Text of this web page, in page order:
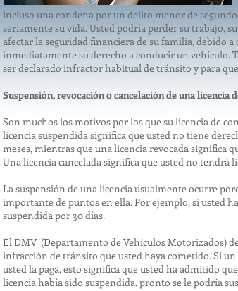
incluso una condena por un delito menor de
seriamente su vida. Usted podría perder su trabajo,
afectar la seguridad financiera de su familia, debido
inmediatamente su derecho a conducir un vehículo.
ser declarado infractor habitual de tránsito y para
Suspensión, revocación o cancelación de una licencia
Son muchos los motivos por los que su licencia de
licencia suspendida significa que usted no tiene
meses, mientras que una licencia revocada significa
Una licencia cancelada significa que usted no tendrá
La suspensión de una licencia usualmente ocurre
importante de puntos en ella. Por ejemplo, si usted
suspendida por 30 días.
El DMV (Departamento de Vehículos Motorizados)
infracción de tránsito que usted haya cometido. Si
usted la paga, esto significa que usted ha admitido
licencia había sido suspendida, pronto se le podría